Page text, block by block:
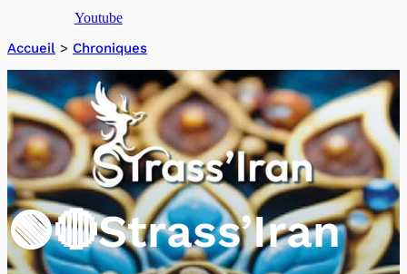
Youtube
Accueil > Chroniques
🟢​🔴​Strass’Iran